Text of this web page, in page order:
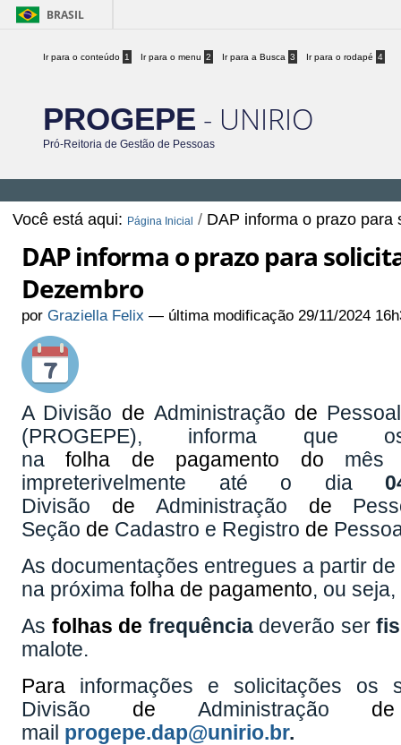
BRASIL
Ir para o conteúdo 1 Ir para o menu 2 Ir para a Busca 3 Ir para o rodapé 4
PROGEPE - UNIRIO
Pró-Reitoria de Gestão de Pessoas
Você está aqui: Página Inicial / DAP informa o prazo para
DAP informa o prazo para
Dezembro
porGraziella Felix — última modificação 29/11/2024
A Divisão de Administração de
(PROGEPE), informa que
nafolha de pagamento do
impreterivelmente até o dia
Divisão de Administração de
Seção de Cadastro e Registro de
As documentações entregues a partir de
na próximafolha de pagamento, ou
As folhas de frequênciadeverão ser
malote.
Para informações e solicitações os
Divisão de Administração de
mail progepe.dap@unirio.br.